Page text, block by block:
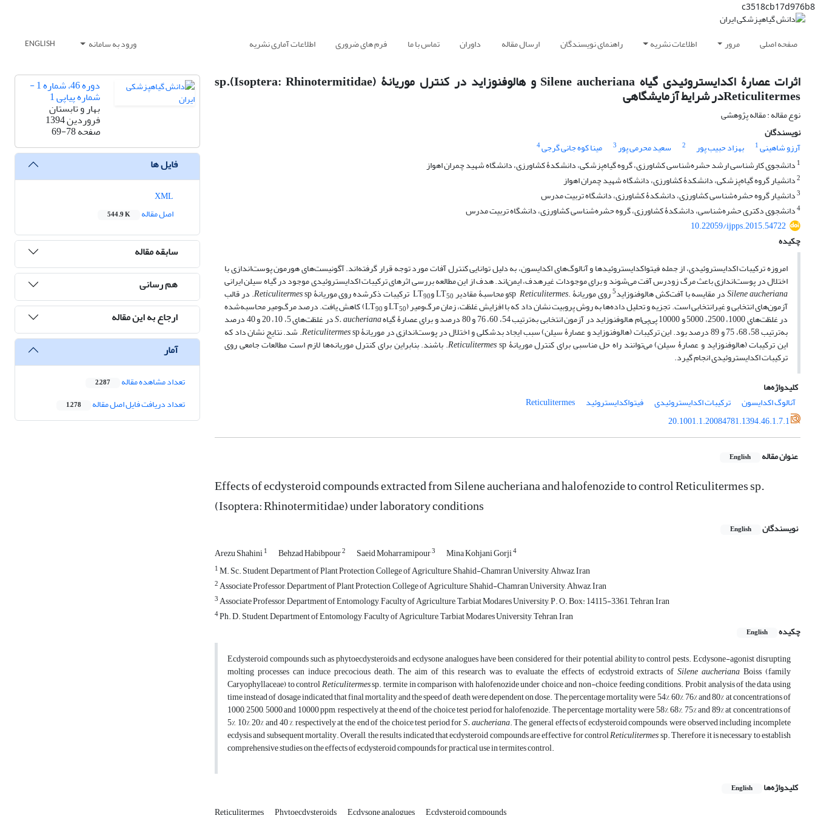
c3518cb17d976b8
صفحه اصلی مرور اطلاعات نشریه راهنمای نویسندگان ارسال مقاله داوران تماس با ما فرم های ضروری اطلاعات آماری نشریه ورود به سامانه ENGLISH
اثرات عصارۀ اکدایستروئیدی گیاه Silene aucheriana و هالوفنوزاید در کنترل موریانۀ (Isoptera: Rhinotermitidae).sp
Reticulitermesدر شرایط آزمایشگاهی
نوع مقاله : مقاله پژوهشی
نویسندگان
آرزو شاهینی1 بهزاد حبیب پور 2 سعید محرمی پور3 مینا کوه جانی گرجی4
1 دانشجوی کارشناسی ارشد حشره‌شناسی کشاورزی، گروه گیاه‌پزشکی، دانشکدۀ کشاورزی، دانشگاه شهید چمران اهواز
2دانشیار گروه گیاه‌پزشکی، دانشکدۀ کشاورزی، دانشگاه شهید چمران اهواز
3دانشیار گروه حشره‌شناسی کشاورزی، دانشکدۀ کشاورزی، دانشگاه تربیت مدرس
4دانشجوی دکتری حشره‌‌شناسی، دانشکدۀ کشاورزی، گروه حشره‌شناسی کشاورزی، دانشگاه تربیت مدرس
10.22059/ijpps.2015.54722
چکیده
امروزه ترکیبات اکدایستروئیدی، از جمله فیتو‌اکدایستروئید‌ها و آنالوگ‌های اکدایسون، به دلیل توانایی کنترل آفات مورد توجه قرار گرفته‌اند. آگونیست‌های هورمون پوست‌اندازی با
اختلال در پوست‌اندازی باعث مرگ زودرس آفت می‌شوند و برای موجودات غیرهدف، ایمن‌‌اند. هدف از این مطالعه بررسی اثرهای ترکیبات اکدایستروئیدی موجود در گیاه سیلن ایرانی
Silene aucherianaدر مقایسه با آفت‌کش هالوفنوزاید5روی موریانۀ .spReticulitermes و محاسبۀ مقادیر LT 50 وLT90 ترکیبات ذکرشده روی ‌موریانۀ Reticulitermessp. در قالب
آزمون‌های انتخابی و غیر‌انتخابی است. تجزیه و تحلیل داده‌ها به روش پروبیت نشان داد که با افزایش غلظت، زمان مرگ‌و‌میر (LT50 و LT90 ) کاهش یافت. درصد مرگ‌و‌میر محاسبه‌شده
در غلظت‌های 1000، 2500، 5000 و 10000 پی‌پی‌ام هالوفنوزاید در آزمون انتخابی به‌ترتیب 54، 60، 76 و 80 درصد و برای عصارۀ گیاه S. aucheriana در غلظت‌های 5، 10، 20 و 40 درصد
به‌ترتیب 58، 68، 75 و 89 درصد بود. این ترکیبات (هالوفنوزاید و عصارۀ سیلن) سبب ایجاد بدشکلی و اختلال در پوست‌اندازی در موریانۀ ‌ Reticulitermessp. شد. نتایج نشان داد که
این ترکیبات (هالوفنوزاید و عصارۀ سیلن) می‌توانند راه حل مناسبی برای کنترل موریانۀ ‌ Reticulitermessp. باشند. بنابر‌این برای کنترل موریانه‌ها لازم است مطالعات جامعی روی
ترکیبات اکدایستروئیدی انجام گیرد.
کلیدواژه‌ها
آنالوگ اکدایسون
ترکیبات اکدایستروئیدی فیتواکدایستروئید
Reticulitermes
20.1001.1.20084781.1394.46.1.7.1
عنوان مقاله English
Effects of ecdysteroid compounds extracted from Silene aucheriana and halofenozide to control Reticulitermes sp.
(Isoptera: Rhinotermitidae) under laboratory conditions
نویسندگان English
Arezu Shahini1 Behzad Habibpour2 Saeid Moharramipour3 Mina Kohjani Gorji4
1M. Sc. Student, Department of Plant Protection, College of Agriculture, Shahid-Chamran University, Ahwaz, Iran
2Associate Professor, Department of Plant Protection, College of Agriculture, Shahid-Chamran University, Ahwaz, Iran
3Associate Professor, Department of Entomology, Faculty of Agriculture, Tarbiat Modares University, P. O. Box: 14115-3361, Tehran, Iran
4Ph. D. Student, Department of Entomology, Faculty of Agriculture, Tarbiat Modares University, Tehran, Iran
چکیده
English
Ecdysteroid compounds such as phytoecdysteroids and ecdysone analogues have been considered for their potential ability to control pests. Ecdysone-agonist disrupting
molting processes can induce precocious death. The aim of this research was to evaluate the effects of ecdystroid extracts ofSilene aucheriana Boiss (family
Caryophyllaceae) to controlReticulitermessp. termite in comparison with halofenozide under choice and non-choice feeding conditions. Probit analysis of the data using
time instead of dosage indicated that final mortality and the speed of death were dependent on dose. The percentage mortality were 54%, 60%, 76% and 80% at concentrations of
1000, 2500, 5000 and 10000 ppm, respectively at the end of the choice test period for halofenozide. The percentage mortality were 58%, 68%, 75% and 89% at concentrations of
5%, 10%, 20% and 40 %, respectively at the end of the choice test period forS. aucheriana. The general effects of ecdysteroid compounds, were observed including incomplete
ecdysis and subsequent mortality. Overall, the results indicated that ecdysteroid compounds are effective for controlReticulitermessp. Therefore it is necessary to establish
comprehensive studies on the effects of ecdysteroid compounds for practical use in termites control.
کلیدواژه‌ها English
دوره 46، شماره 1 -
شماره پیاپی 1
بهار و تابستان
فروردین 1394
صفحه69-78
فایل ها
اصل مقاله
544.9 K
سابقه مقاله
هم رسانی
ارجاع به این مقاله
آمار
تعداد مشاهده مقاله 2,287
تعداد دریافت فایل اصل مقاله 1,278